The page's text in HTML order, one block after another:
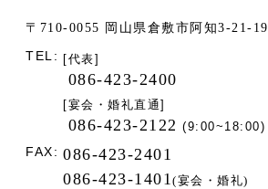
〒710-0055 岡山県倉敷市阿知3-21-19
TEL: [代表]
086-423-2400
[宴会・婚礼直通]
086-423-2122 (9:00~18:00)
FAX: 086-423-2401
086-423-1401 (宴会・婚礼)